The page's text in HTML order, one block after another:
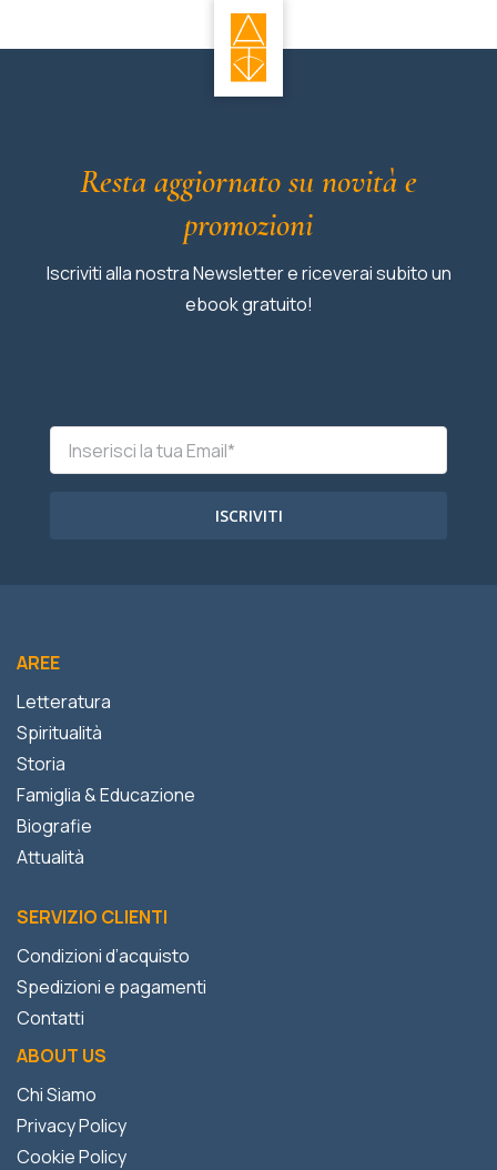
Resta aggiornato su novità e
promozioni
Iscriviti alla nostra Newsletter e riceverai subito un
ebook gratuito!
ISCRIVITI
AREE
Letteratura
Spiritualità
Storia
Famiglia & Educazione
Biografie
Attualità
SERVIZIO CLIENTI
Condizioni d’acquisto
Spedizioni e pagamenti
Contatti
ABOUT US
Chi Siamo
Privacy Policy
Cookie Policy